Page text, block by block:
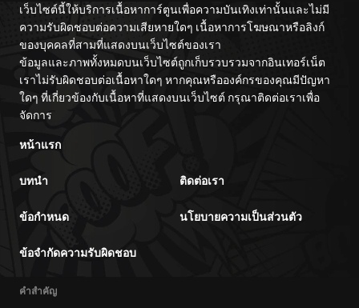
เว็บไซต์นี้ให้บริการเนื้อหาการ์ตูนเพื่อความบันเทิงเท่านั้นและไม่มี
ความรับผิดชอบต่อความเสียหายใดๆ เนื้อหาการโฆษณาหรือลิงก์
ของบุคคลที่สามที่แสดงบนเว็บไซต์ของเรา
ข้อมูลและภาพทั้งหมดบนเว็บไซต์ถูกเก็บรวบรวมจากอินเทอร์เน็ต
เราไม่รับผิดชอบต่อเนื้อหาใดๆ หากคุณหรือองค์กรของคุณมีปัญหา
ใดๆ ที่เกี่ยวข้องกับเนื้อหาที่แสดงบนเว็บไซต์ กรุณาติดต่อเราเพื่อ
จัดการ
หน้าแรก
บทนำ ติดต่อเรา
ข้อกำหนด นโยบายความเป็นส่วนตัว
ข้อจำกัดความรับผิดชอบ
คำสำคัญ